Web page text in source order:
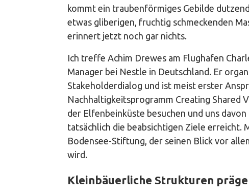
kommt ein traubenförmiges Gebilde
etwas gliberigen, fruchtig schmeckenden
erinnert jetzt noch gar nichts.
Ich treffe Achim Drewes am Flughafen
Manager bei Nestle in Deutschland. Er
Stakeholderdialog und ist meist erster
Nachhaltigkeitsprogramm Creating Shared
der Elfenbeinküste besuchen und uns
tatsächlich die beabsichtigen Ziele erreicht.
Bodensee-Stiftung, der seinen Blick vor
wird.
Kleinbäuerliche Strukturen